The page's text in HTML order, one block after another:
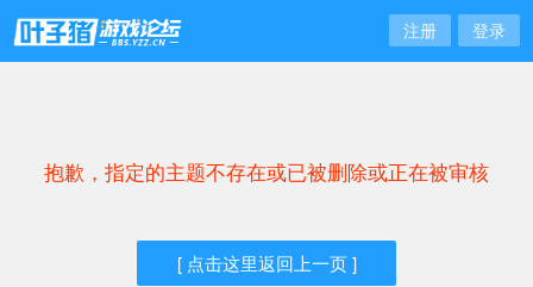
注册 登录
抱歉，指定的主题不存在或已被删除或正在被审核
[ 点击这里返回上一页 ]